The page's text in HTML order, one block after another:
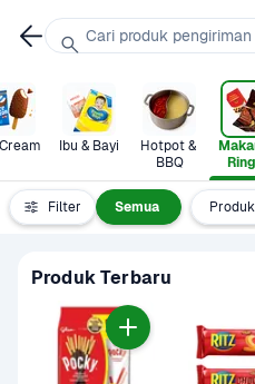
Ibu & Bayi
Hotpot &
BBQ
Filter Semua
Produk Terbaru
Cari produk pengiriman